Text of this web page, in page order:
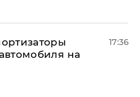
на
17:36